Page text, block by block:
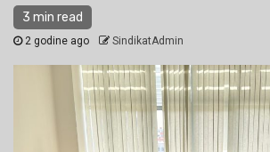
3 min read
2 godine ago SindikatAdmin